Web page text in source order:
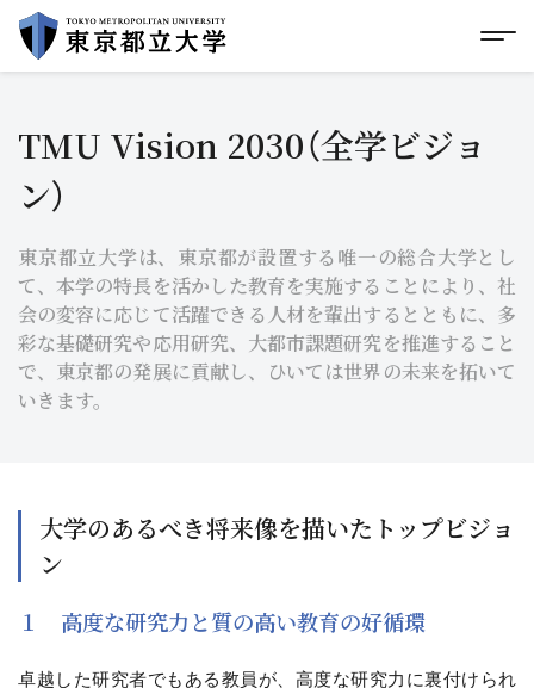
イ
グローバルメニューにスキップ メ
TMU Vision 2030（全学ビジョ
ン）
東京都立大学は、東京都が設置する唯一の総合大学とし
て、本学の特長を活かした教育を実施することにより、社
会の変容に応じて活躍できる人材を輩出するとともに、多
彩な基礎研究や応用研究、大都市課題研究を推進すること
で、東京都の発展に貢献し、ひいては世界の未来を拓いて
いきます。
大学のあるべき将来像を描いたトップビジョ
ン
１ 高度な研究力と質の高い教育の好循環
卓越した研究者でもある教員が、高度な研究力に裏付けられ